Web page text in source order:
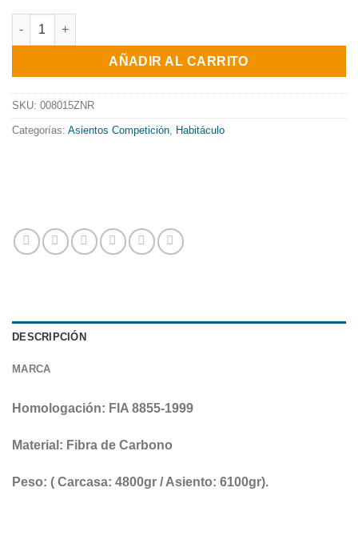
ASIENTO SPARCO EVO XL CARBON cantidad
AÑADIR AL CARRITO
SKU: 008015ZNR
Categorías: Asientos Competición, Habitáculo
DESCRIPCIÓN
MARCA
Homologación: FIA 8855-1999
Material: Fibra de Carbono
Peso: ( Carcasa: 4800gr / Asiento: 6100gr).